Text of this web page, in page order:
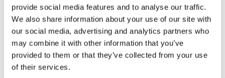
provide social media features and to analyse our traffic.
We also share information about your use of our site with
our social media, advertising and analytics partners who
may combine it with other information that you’ve
provided to them or that they’ve collected from your use
of their services.
Popularidad de la categoría “Sistemas de comunicación de